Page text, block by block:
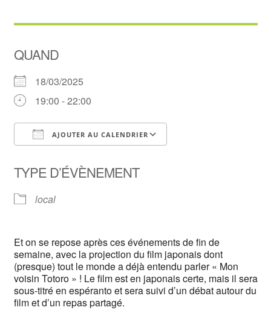
QUAND
18/03/2025
19:00 - 22:00
AJOUTER AU CALENDRIER
TYPE D’ÉVÈNEMENT
local
Et on se repose après ces événements de fin de
semaine, avec la projection du film japonais dont
(presque) tout le monde a déjà entendu parler « Mon
voisin Totoro » ! Le film est en japonais certe, mais il sera
sous-titré en espéranto et sera suivi d’un débat autour du
film et d’un repas partagé.